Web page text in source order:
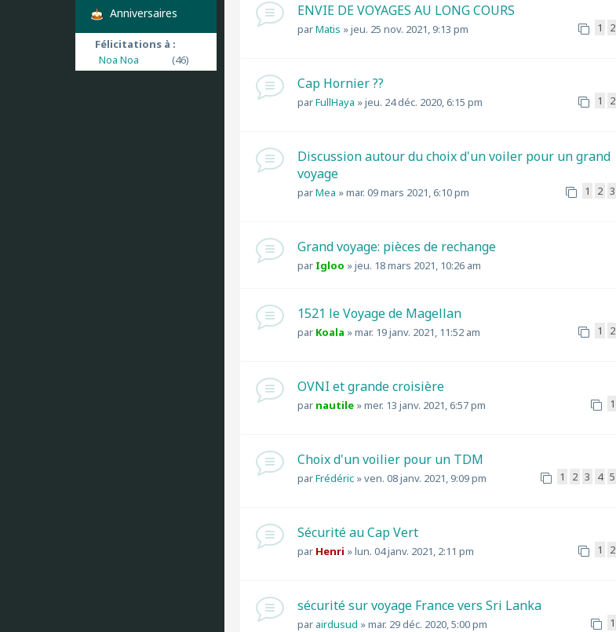
ENVIE DE VOYAGES AU LONG COURS
parMatis »jeu. 25 nov. 2021, 9:13 pm 1 2
Cap Hornier ??
parFullHaya »jeu. 24 déc. 2020, 6:15 pm 1 2
Discussion autour du choix d'un voiler pour un grand
voyage
parMea »mar. 09 mars 2021, 6:10 pm 1 2 3
Grand voyage: pièces de rechange
par Igloo »jeu. 18 mars 2021, 10:26 am
1521 le Voyage de Magellan
par Koala »mar. 19 janv. 2021, 11:52 am 1 2
OVNI et grande croisière
par nautile »mer. 13 janv. 2021, 6:57 pm 1
Choix d'un voilier pour un TDM
parFrédéric »ven. 08 janv. 2021, 9:09 pm 1 2 3 4 5
Sécurité au Cap Vert
par Henri »lun. 04 janv. 2021, 2:11 pm 1 2
sécurité sur voyage France vers Sri Lanka
par airdusud »mar. 29 déc. 2020, 5:00 pm 1
Anniversaires
Félicitations à :
Noa Noa
(46)